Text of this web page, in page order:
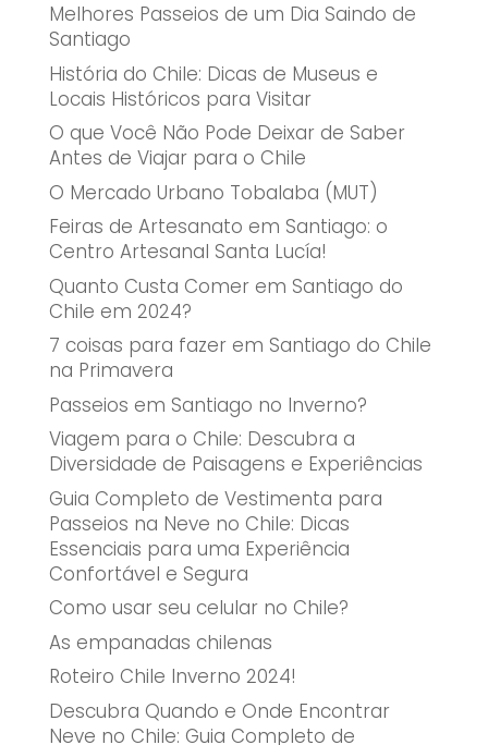
Melhores Passeios de um Dia Saindo de
Santiago
História do Chile: Dicas de Museus e
Locais Históricos para Visitar
O que Você Não Pode Deixar de Saber
Antes de Viajar para o Chile
O Mercado Urbano Tobalaba (MUT)
Feiras de Artesanato em Santiago: o
Centro Artesanal Santa Lucía!
Quanto Custa Comer em Santiago do
Chile em 2024?
7 coisas para fazer em Santiago do Chile
na Primavera
Passeios em Santiago no Inverno?
Viagem para o Chile: Descubra a
Diversidade de Paisagens e Experiências
Guia Completo de Vestimenta para
Passeios na Neve no Chile: Dicas
Essenciais para uma Experiência
Confortável e Segura
Como usar seu celular no Chile?
As empanadas chilenas
Roteiro Chile Inverno 2024!
Descubra Quando e Onde Encontrar
Neve no Chile: Guia Completo de